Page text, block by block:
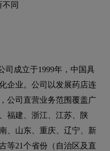
同
司成立于1999年，中国具
企业。公司以发展药店连
公司直营业务范围覆盖广
福建、浙江、江苏、陕
、山东、重庆、辽宁、新
等21个省份（自治区及直